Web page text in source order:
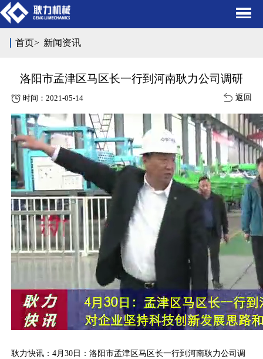
首页> 新闻资讯
洛阳市孟津区马区长一行到河南耿力公司调研
时间：2021-05-14 返回
耿力快讯：4月30日：洛阳市孟津区马区长一行到河南耿力公司调